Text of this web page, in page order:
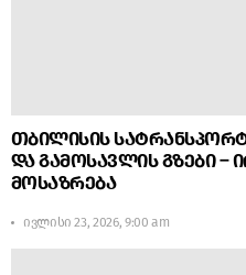
თბილისის
და გამოსავლის გზები
მოსაზრება
ივლისი 23, 2026, 9:00 am